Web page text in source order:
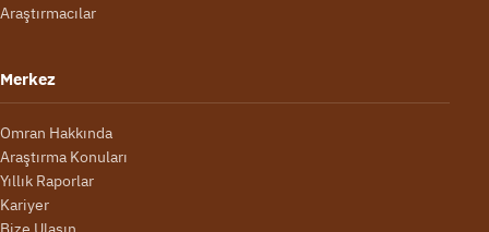
Araştırmacılar
Merkez
Omran Hakkında
Araştırma Konuları
Yıllık Raporlar
Kariyer